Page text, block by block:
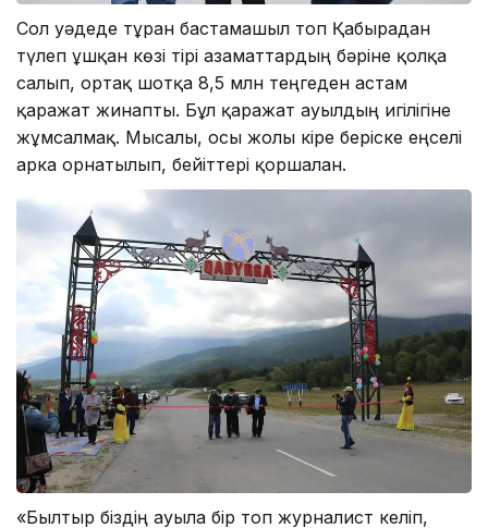
Сол уәдеде тұрған бастамашыл топ Қабырғадан
түлеп ұшқан көзі тірі азаматтардың бәріне қолқа
салып, ортақ шотқа 8,5 млн теңгеден астам
қаражат жинапты. Бұл қаражат ауылдың игілігіне
жұмсалмақ. Мысалы, осы жолы кіре беріске еңселі
арка орнатылып, бейіттері қоршалған.
«Былтыр біздің ауылға бір топ журналист келіп,